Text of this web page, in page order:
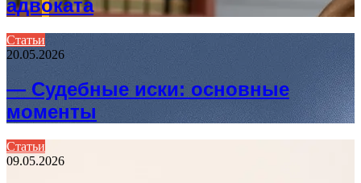
адвоката
Статьи
20.05.2026
— Судебные иски: основные
моменты
Статьи
09.05.2026